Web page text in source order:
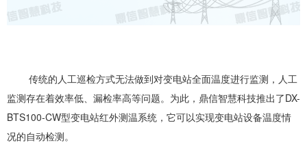
传统的人工巡检方式无法做到对变电站全面温度进行监测，人工
监测存在着效率低、漏检率高等问题。为此，鼎信智慧科技推出了DX-
BTS100-CW型变电站红外测温系统，它可以实现变电站设备温度情
况的自动检测。